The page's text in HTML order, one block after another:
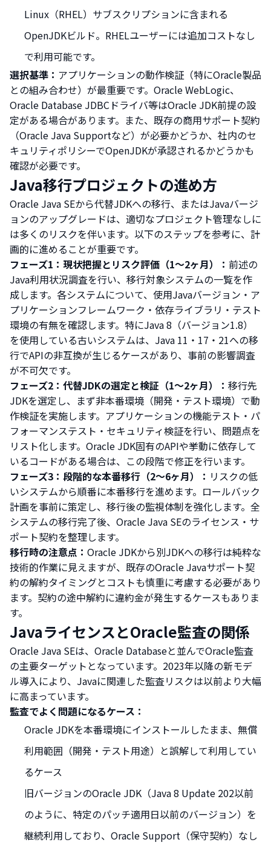
Linux（RHEL）サブスクリプションに含まれる
OpenJDKビルド。RHELユーザーには追加コストなし
で利用可能です。
選択基準： アプリケーションの動作検証（特にOracle製品
との組み合わせ）が最重要です。Oracle WebLogic、
Oracle Database JDBCドライバ等はOracle JDK前提の設
定がある場合があります。また、既存の商用サポート契約
（Oracle Java Supportなど）が必要かどうか、社内のセ
キュリティポリシーでOpenJDKが承認されるかどうかも
確認が必要です。
Java移行プロジェクトの進め方
Oracle Java SEから代替JDKへの移行、またはJavaバージ
ョンのアップグレードは、適切なプロジェクト管理なしに
は多くのリスクを伴います。以下のステップを参考に、計
画的に進めることが重要です。
フェーズ1：現状把握とリスク評価（1〜2ヶ月）： 前述の
Java利用状況調査を行い、移行対象システムの一覧を作
成します。各システムについて、使用Javaバージョン・ア
プリケーションフレームワーク・依存ライブラリ・テスト
環境の有無を確認します。特にJava 8（バージョン1.8）
を使用している古いシステムは、Java 11・17・21への移
行でAPIの非互換が生じるケースがあり、事前の影響調査
が不可欠です。
フェーズ2：代替JDKの選定と検証（1〜2ヶ月）： 移行先
JDKを選定し、まず非本番環境（開発・テスト環境）で動
作検証を実施します。アプリケーションの機能テスト・パ
フォーマンステスト・セキュリティ検証を行い、問題点を
リスト化します。Oracle JDK固有のAPIや挙動に依存して
いるコードがある場合は、この段階で修正を行います。
フェーズ3：段階的な本番移行（2〜6ヶ月）： リスクの低
いシステムから順番に本番移行を進めます。ロールバック
計画を事前に策定し、移行後の監視体制を強化します。全
システムの移行完了後、Oracle Java SEのライセンス・サ
ポート契約を整理します。
移行時の注意点： Oracle JDKから別JDKへの移行は純粋な
技術的作業に見えますが、既存のOracle Javaサポート契
約の解約タイミングとコストも慎重に考慮する必要があり
ます。契約の途中解約に違約金が発生するケースもありま
す。
JavaライセンスとOracle監査の関係
Oracle Java SEは、Oracle Databaseと並んでOracle監査
の主要ターゲットとなっています。2023年以降の新モデ
ル導入により、Javaに関連した監査リスクは以前より大幅
に高まっています。
監査でよく問題になるケース：
Oracle JDKを本番環境にインストールしたまま、無償
利用範囲（開発・テスト用途）と誤解して利用してい
るケース
旧バージョンのOracle JDK（Java 8 Update 202以前
のように、特定のパッチ適用日以前のバージョン）を
継続利用しており、Oracle Support（保守契約）なし